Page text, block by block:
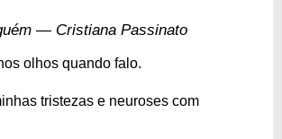
— Cristiana Passinato
olhos quando falo.
tristezas e neuroses com